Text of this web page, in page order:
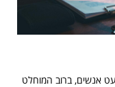
אנשים, ברוב המוחלט